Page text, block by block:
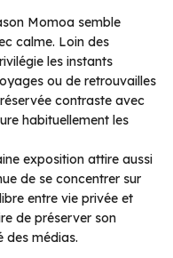
Momoa semble
calme. Loin des
les instants
ou de retrouvailles
contraste avec
habituellement les
exposition attire aussi
de se concentrer sur
entre vie privée et
de préserver son
des médias.